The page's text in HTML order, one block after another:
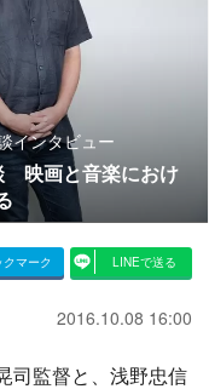
インタビュー
映画と音楽におけ
クマーク LINEで送る
2016.10.08 16:00
司監督と、浅野忠信